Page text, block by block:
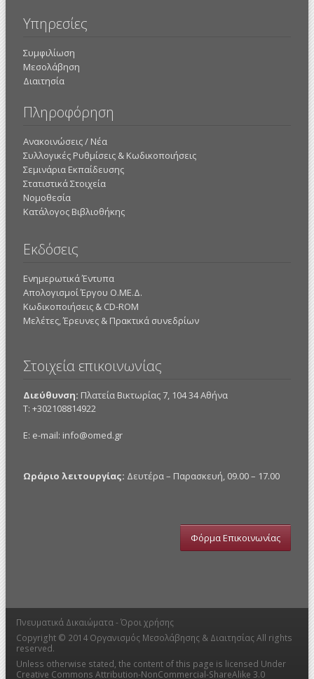
Υπηρεσίες
Συμφιλίωση
Μεσολάβηση
Διαιτησία
Πληροφόρηση
Ανακοινώσεις / Νέα
Συλλογικές Ρυθμίσεις & Κωδικοποιήσεις
Σεμινάρια Εκπαίδευσης
Στατιστικά Στοιχεία
Νομοθεσία
Κατάλογος Βιβλιοθήκης
Εκδόσεις
Ενημερωτικά Έντυπα
Απολογισμοί Έργου Ο.ΜΕ.Δ.
Κωδικοποιήσεις & CD-ROM
Mελέτες, Έρευνες & Πρακτικά συνεδρίων
Στοιχεία επικοινωνίας
Διεύθυνση: Πλατεία Βικτωρίας 7, 104 34 Αθήνα
Τ: +302108814922
E: e-mail: info@omed.gr
Ωράριο λειτουργίας: Δευτέρα – Παρασκευή, 09.00 – 17.00
Φόρμα Επικοινωνίας
Πνευματικά Δικαιώματα - Όροι χρήσης
Copyright © 2014 Οργανισμός Μεσολάβησης & Διαιτησίας All rights
reserved.
Unless otherwise stated, the content of this page is licensed Under
Creative Commons Attribution-NonCommercial-ShareAlike 3.0